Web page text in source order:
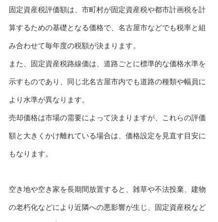
固定資産税評価額は、市町村が固定資産税や都市計画税を計
算するための基礎となる価格で、名古屋市などでも税率と組
み合わせて毎年度の税額が決まります。
また、固定資産税路線価は、道路ごとに標準的な価格水準を
示すものであり、同じ北名古屋市内でも道路の種類や幅員に
より水準が異なります。
売却価格は市場の需要によって決まりますが、これらの評価
額と大きくかけ離れている場合は、価格設定を見直す目安に
もなります。
空き地や空き家を長期間放置すると、雑草や不法投棄、建物
の老朽化などにより近隣への悪影響が生じ、固定資産税など